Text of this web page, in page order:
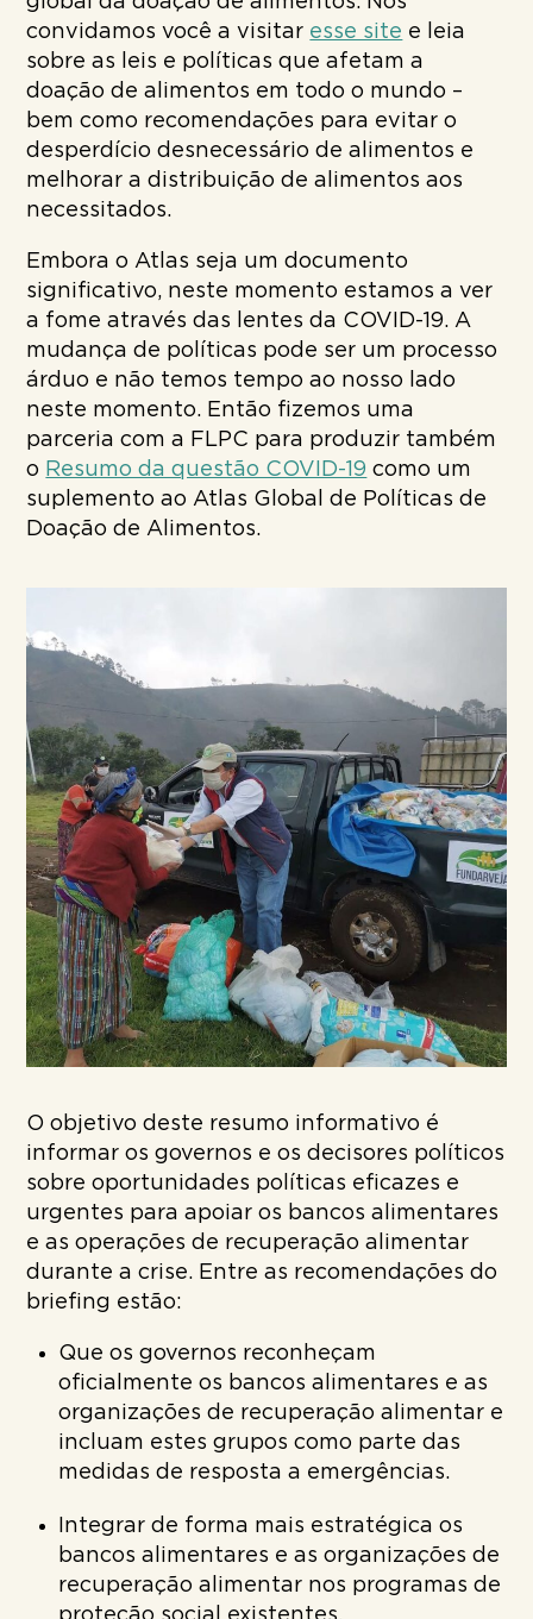
convidamos você a visitar esse site e leia
sobre as leis e políticas que afetam a
doação de alimentos em todo o mundo –
bem como recomendações para evitar o
desperdício desnecessário de alimentos e
melhorar a distribuição de alimentos aos
necessitados.
Embora o Atlas seja um documento
significativo, neste momento estamos a ver
a fome através das lentes da COVID-19. A
mudança de políticas pode ser um processo
árduo e não temos tempo ao nosso lado
neste momento. Então fizemos uma
parceria com a FLPC para produzir também
o Resumo da questão COVID-19 como um
suplemento ao Atlas Global de Políticas de
Doação de Alimentos.
O objetivo deste resumo informativo é
informar os governos e os decisores políticos
sobre oportunidades políticas eficazes e
urgentes para apoiar os bancos alimentares
e as operações de recuperação alimentar
durante a crise. Entre as recomendações do
briefing estão:
Que os governos reconheçam
oficialmente os bancos alimentares e as
organizações de recuperação alimentar e
incluam estes grupos como parte das
medidas de resposta a emergências.
Integrar de forma mais estratégica os
bancos alimentares e as organizações de
recuperação alimentar nos programas de